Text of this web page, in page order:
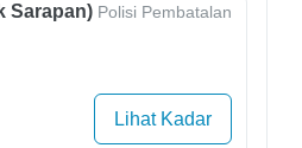
Sarapan) Polisi Pembatalan
Lihat Kadar